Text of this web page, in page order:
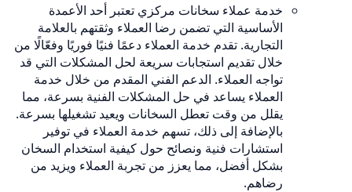
خدمة عملاء سخانات مركزي تعتبر أحد الأعمدة
الأساسية التي تضمن رضا العملاء وثقتهم بالعلامة
التجارية. تقدم خدمة العملاء دعمًا فنيًا فوريًا وفعّالًا من
خلال تقديم استجابات سريعة لحل المشكلات التي قد
تواجه العملاء. الدعم الفني المقدم من خلال خدمة
العملاء يساعد في حل المشكلات الفنية بسرعة، مما
يقلل من وقت تعطل السخانات ويعيد تشغيلها بسرعة.
بالإضافة إلى ذلك، تسهم خدمة العملاء في توفير
استشارات فنية ونصائح حول كيفية استخدام السخان
بشكل أفضل، مما يعزز من تجربة العملاء ويزيد من
رضاهم.